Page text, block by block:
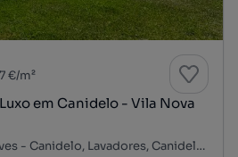
€/m²
em Canidelo - Vila Nova
Travessa José Maria Alves - Canidelo, Lavadores, Canidelo, Vila Nova de Gaia, Porto